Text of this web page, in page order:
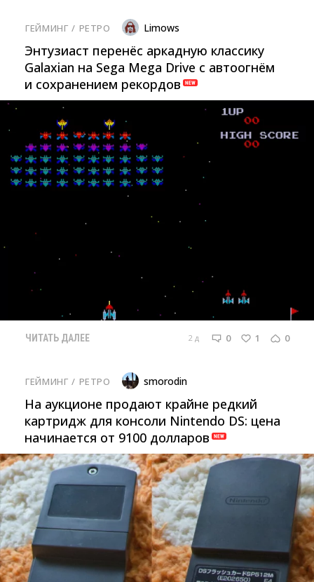
ГЕЙМИНГ / РЕТРО Limows
Энтузиаст перенёс аркадную классику
Galaxian на Sega Mega Drive с автоогнём
и сохранением рекордов
ЧИТАТЬ ДАЛЕЕ 2 д 0 1 0
ГЕЙМИНГ / РЕТРО smorodin
На аукционе продают крайне редкий
картридж для консоли Nintendo DS: цена
начинается от 9100 долларов